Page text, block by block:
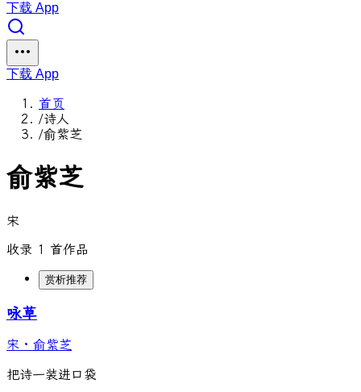
下载 App
下载 App
首页
/诗人
/俞紫芝
俞紫芝
宋
收录 1 首作品
赏析推荐
咏草
宋 · 俞紫芝
把诗一装进口袋